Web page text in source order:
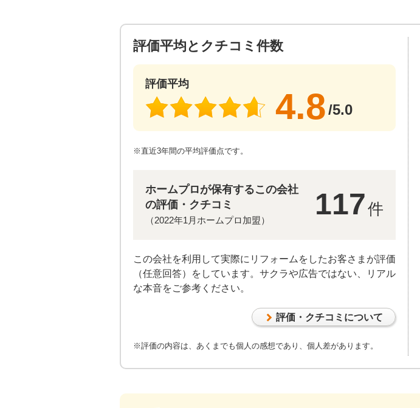
評価平均とクチコミ件数
評価平均
4.8/5.0
※直近3年間の平均評価点です。
ホームプロが保有するこの会社
の評価・クチコミ
（2022年1月ホームプロ加盟） 117件
この会社を利用して実際にリフォームをしたお客さまが評価
（任意回答）をしています。サクラや広告ではない、リアル
な本音をご参考ください。
評価・クチコミについて
※評価の内容は、あくまでも個人の感想であり、個人差があります。